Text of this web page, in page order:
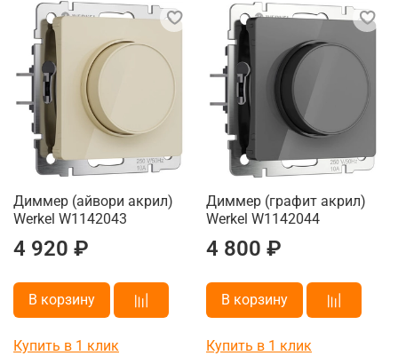
Диммер (айвори акрил)
Werkel W1142043
4 920 ₽
В корзину
Купить в 1 клик
Диммер (графит акрил)
Werkel W1142044
4 800 ₽
В корзину
Купить в 1 клик